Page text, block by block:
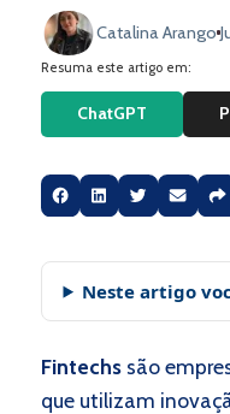
Catalina Arango
Resuma este artigo em:
ChatGPT
Neste artigo
Fintechs são
que utilizam